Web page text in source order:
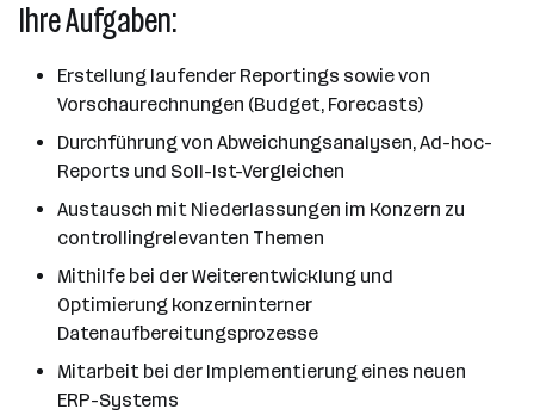
Ihre Aufgaben:
Erstellung laufender Reportings sowie von
Vorschaurechnungen (Budget, Forecasts)
Durchführung von Abweichungsanalysen, Ad-hoc-
Reports und Soll-Ist-Vergleichen
Austausch mit Niederlassungen im Konzern zu
controllingrelevanten Themen
Mithilfe bei der Weiterentwicklung und
Optimierung konzerninterner
Datenaufbereitungsprozesse
Mitarbeit bei der Implementierung eines neuen
ERP-Systems